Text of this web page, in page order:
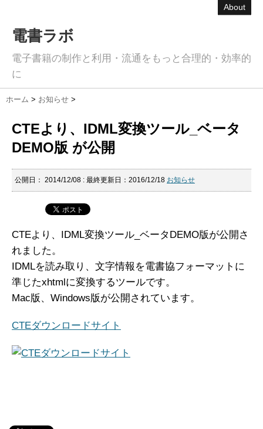
About
電書ラボ
電子書籍の制作と利用・流通をもっと合理的・効率的
に
ホーム > お知らせ >
CTEより、IDML変換ツール_ベータ
DEMO版 が公開
公開日： 2014/12/08 : 最終更新日：2016/12/18 お知らせ
CTEより、IDML変換ツール_ベータDEMO版が公開さ
れました。
IDMLを読み取り、文字情報を電書協フォーマットに
準じたxhtmlに変換するツールです。
Mac版、Windows版が公開されています。
CTEダウンロードサイト